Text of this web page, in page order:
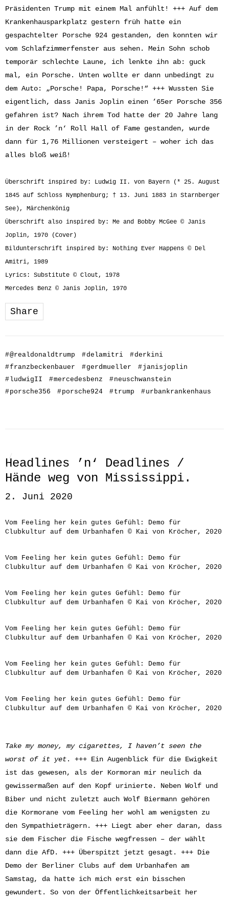
Präsidenten Trump mit einem Mal anfühlt! +++ Auf dem
Krankenhausparkplatz gestern früh hatte ein
gespachtelter Porsche 924 gestanden, den konnten wir
vom Schlafzimmerfenster aus sehen. Mein Sohn schob
temporär schlechte Laune, ich lenkte ihn ab: guck
mal, ein Porsche. Unten wollte er dann unbedingt zu
dem Auto: „Porsche! Papa, Porsche!“ +++ Wussten Sie
eigentlich, dass Janis Joplin einen ’65er Porsche 356
gefahren ist? Nach ihrem Tod hatte der 20 Jahre lang
in der Rock ’n‘ Roll Hall of Fame gestanden, wurde
dann für 1,76 Millionen versteigert – woher ich das
alles bloß weiß!
Überschrift inspired by: Ludwig II. von Bayern (* 25. August
1845 auf Schloss Nymphenburg; † 13. Juni 1883 in Starnberger
See), Märchenkönig
Überschrift also inspired by: Me and Bobby McGee © Janis
Joplin, 1970 (Cover)
Bildunterschrift inspired by: Nothing Ever Happens © Del
Amitri, 1989
Lyrics: Substitute © Clout, 1978
Mercedes Benz © Janis Joplin, 1970
Share
#@realdonaldtrump #delamitri #derkini
#franzbeckenbauer #gerdmueller #janisjoplin
#ludwigII #mercedesbenz #neuschwanstein
#porsche356 #porsche924 #trump #urbankrankenhaus
Headlines ’n‘ Deadlines /
Hände weg von Mississippi.
2. Juni 2020
Vom Feeling her kein gutes Gefühl: Demo für
Clubkultur auf dem Urbanhafen © Kai von Kröcher, 2020
Vom Feeling her kein gutes Gefühl: Demo für
Clubkultur auf dem Urbanhafen © Kai von Kröcher, 2020
Vom Feeling her kein gutes Gefühl: Demo für
Clubkultur auf dem Urbanhafen © Kai von Kröcher, 2020
Vom Feeling her kein gutes Gefühl: Demo für
Clubkultur auf dem Urbanhafen © Kai von Kröcher, 2020
Vom Feeling her kein gutes Gefühl: Demo für
Clubkultur auf dem Urbanhafen © Kai von Kröcher, 2020
Vom Feeling her kein gutes Gefühl: Demo für
Clubkultur auf dem Urbanhafen © Kai von Kröcher, 2020
Take my money, my cigarettes, I haven’t seen the
worst of it yet. +++ Ein Augenblick für die Ewigkeit
ist das gewesen, als der Kormoran mir neulich da
gewissermaßen auf den Kopf urinierte. Neben Wolf und
Biber und nicht zuletzt auch Wolf Biermann gehören
die Kormorane vom Feeling her wohl am wenigsten zu
den Sympathieträgern. +++ Liegt aber eher daran, dass
sie dem Fischer die Fische wegfressen – der wählt
dann die AfD. +++ Überspitzt jetzt gesagt. +++ Die
Demo der Berliner Clubs auf dem Urbanhafen am
Samstag, da hatte ich mich erst ein bisschen
gewundert. So von der Öffentlichkeitsarbeit her